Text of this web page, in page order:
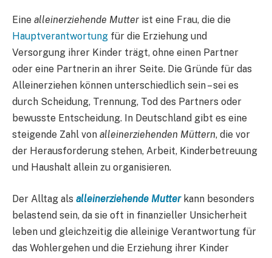
Eine alleinerziehende Mutter ist eine Frau, die die
Hauptverantwortung für die Erziehung und
Versorgung ihrer Kinder trägt, ohne einen Partner
oder eine Partnerin an ihrer Seite. Die Gründe für das
Alleinerziehen können unterschiedlich sein – sei es
durch Scheidung, Trennung, Tod des Partners oder
bewusste Entscheidung. In Deutschland gibt es eine
steigende Zahl von alleinerziehenden Müttern, die vor
der Herausforderung stehen, Arbeit, Kinderbetreuung
und Haushalt allein zu organisieren.
Der Alltag als alleinerziehende Mutterkann besonders
belastend sein, da sie oft in finanzieller Unsicherheit
leben und gleichzeitig die alleinige Verantwortung für
das Wohlergehen und die Erziehung ihrer Kinder